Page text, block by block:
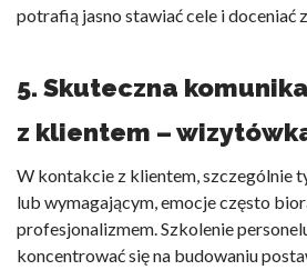
potrafią jasno stawiać cele i doceniać
5. Skuteczna
z klientem –
W kontakcie z klientem, szczególnie
lub wymagającym, emocje często
profesjonalizmem. Szkolenie
koncentrować się na budowaniu